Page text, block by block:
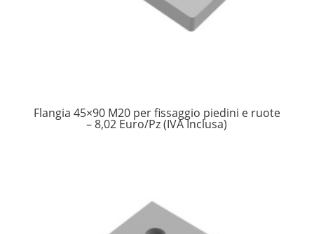
Flangia 45×90 M20 per fissaggio piedini e ruote
– 8,02 Euro/Pz (IVA Inclusa)